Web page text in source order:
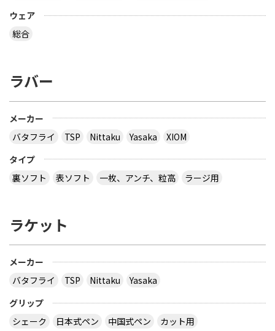
ウェア
総合
ラバー
メーカー
バタフライ
TSP Nittaku Yasaka
XIOM
タイプ
裏ソフト
表ソフト 一枚、アンチ、粒高 ラージ用
ラケット
メーカー
バタフライ
TSP Nittaku
Yasaka
グリップ
シェーク
日本式ペン 中国式ペン
カット用